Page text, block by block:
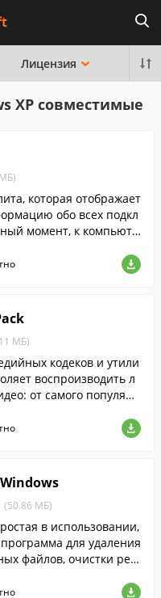
Лицензия
XP совместимые
которая отображает
обо всех подкл
момент, к компьюте
МБ)
кодеков и утили
воспроизводить л
от самого популярн
(50.86 МБ)
в использовании,
для удаления
файлов, очистки рее